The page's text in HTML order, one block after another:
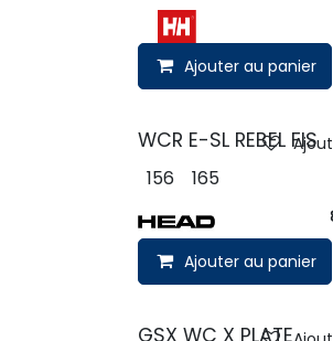
Ajouter au panier
WCR E-SL REBEL FIS
156 165
Ajouter au panier